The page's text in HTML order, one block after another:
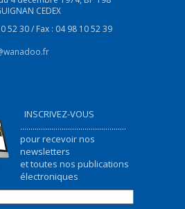
CEDEX
52 30 / Fax : 04 98 10 52 39
INSCRIVEZ-VOUS
...................................................
pour recevoir nos
newsletters
et toutes nos publications
électroniques